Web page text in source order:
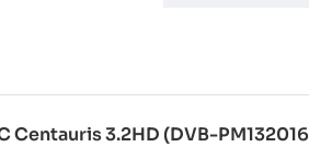
3.2HD (DVB-